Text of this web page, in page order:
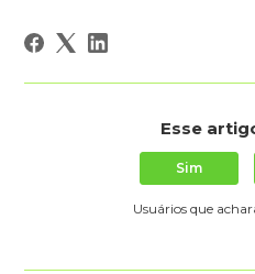
Esse
Sim
Usuários que